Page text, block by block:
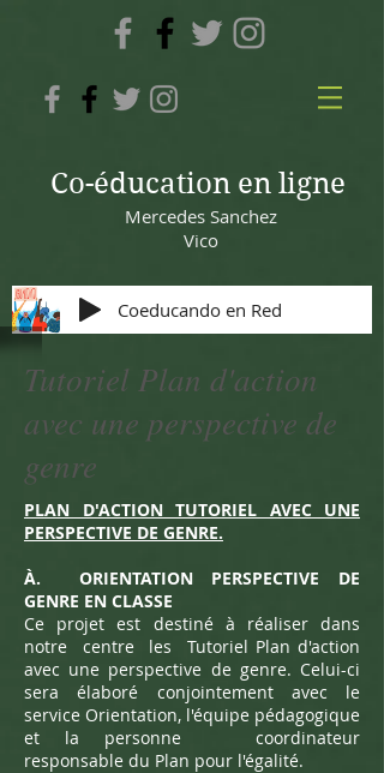
Co-éducation en ligne
Mercedes Sanchez
Vico
Coeducando en Red
Tutoriel Plan d'action
avec une perspective de
genre
PLAN D'ACTION TUTORIEL AVEC UNE
PERSPECTIVE DE GENRE.
À.
ORIENTATION PERSPECTIVE DE
GENRE EN CLASSE
Ce projet est destiné à réaliser dans
notre
centre les
Tutoriel Plan d'action
avec une perspective de genre. Celui-ci
sera élaboré conjointement avec le
service Orientation, l'équipe pédagogique
et la personne
coordinateur
responsable du Plan pour l'égalité.